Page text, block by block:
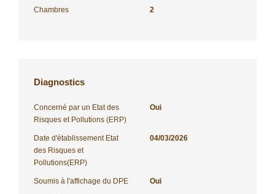
Chambres 2
Diagnostics
Concerné par un Etat des
Risques et Pollutions (ERP)
Oui
Date d'établissement Etat
des Risques et
Pollutions(ERP)
04/03/2026
Soumis à l'affichage du DPE Oui